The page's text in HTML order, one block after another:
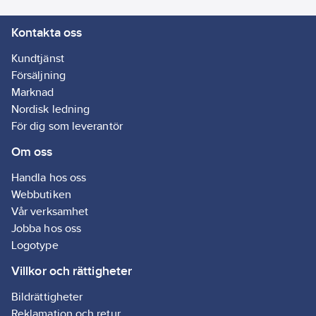
Kontakta oss
Kundtjänst
Försäljning
Marknad
Nordisk ledning
För dig som leverantör
Om oss
Handla hos oss
Webbutiken
Vår verksamhet
Jobba hos oss
Logotype
Villkor och rättigheter
Bildrättigheter